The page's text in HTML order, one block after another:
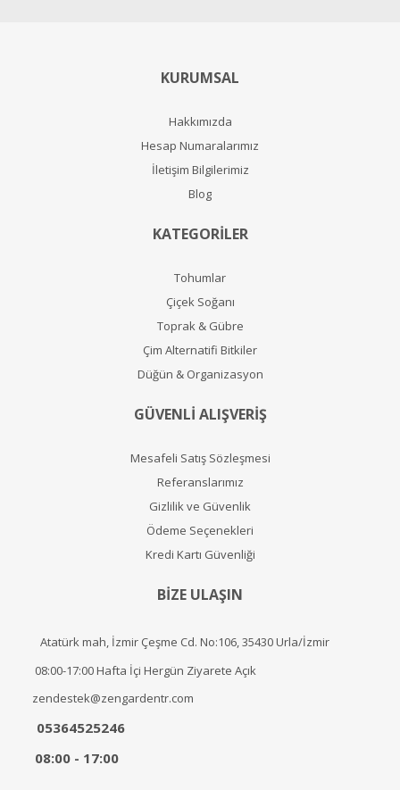
KURUMSAL
Hakkımızda
Hesap Numaralarımız
İletişim Bilgilerimiz
Blog
KATEGORİLER
Tohumlar
Çiçek Soğanı
Toprak & Gübre
Çim Alternatifi Bitkiler
Düğün & Organizasyon
GÜVENLİ ALIŞVERİŞ
Mesafeli Satış Sözleşmesi
Referanslarımız
Gizlilik ve Güvenlik
Ödeme Seçenekleri
Kredi Kartı Güvenliği
BİZE ULAŞIN
Atatürk mah, İzmir Çeşme Cd. No:106, 35430 Urla/İzmir
08:00-17:00 Hafta İçi Hergün Ziyarete Açık
zendestek@zengardentr.com
05364525246
08:00 - 17:00